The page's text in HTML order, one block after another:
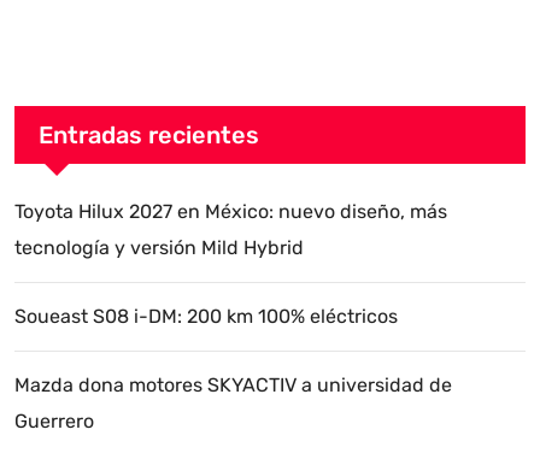
Entradas recientes
Toyota Hilux 2027 en México: nuevo diseño, más
tecnología y versión Mild Hybrid
Soueast S08 i-DM: 200 km 100% eléctricos
Mazda dona motores SKYACTIV a universidad de
Guerrero